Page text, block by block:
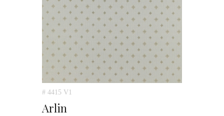
# 4415 V1
Arlin